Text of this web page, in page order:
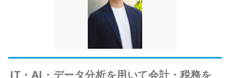
IT・AI・データ分析を用いて会計・税務を